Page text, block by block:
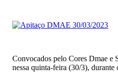
Convocados pelo Cores Dmae e
nessa quinta-feira (30/3),